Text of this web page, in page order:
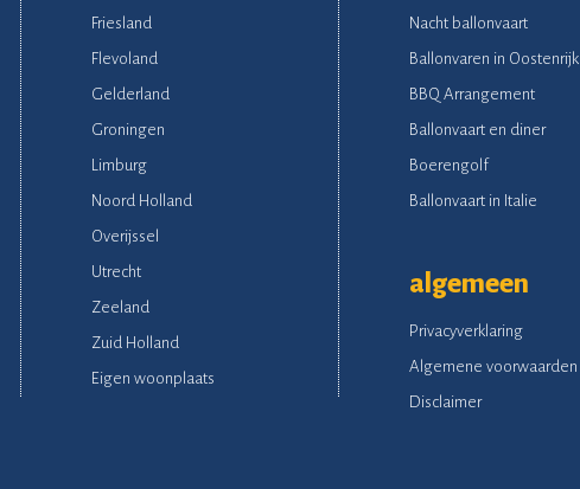
Friesland
Flevoland
Gelderland
Groningen
Limburg
Noord Holland
Overijssel
Utrecht
Zeeland
Zuid Holland
Eigen woonplaats
Nacht ballonvaart
Ballonvaren in Oostenrijk
BBQ Arrangement
Ballonvaart en diner
Boerengolf
Ballonvaart in Italie
algemeen
Privacyverklaring
Algemene voorwaarden
Disclaimer